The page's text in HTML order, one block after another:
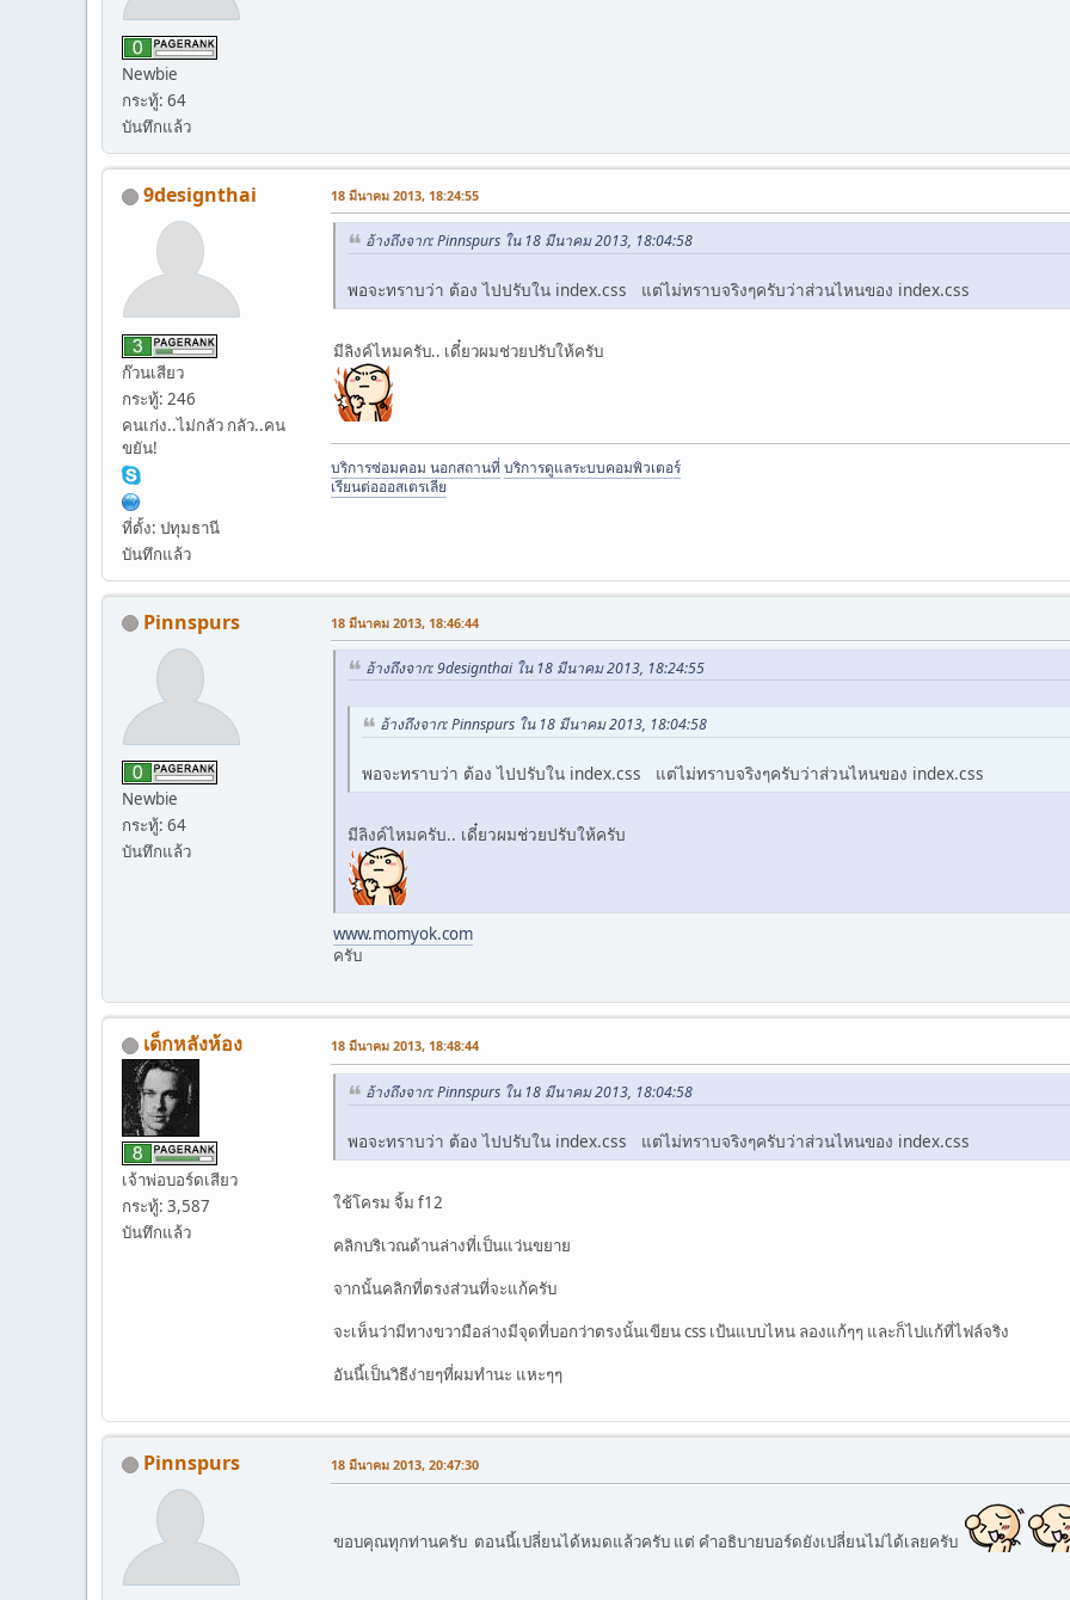
Newbie
กระทู้: 64
บันทึกแล้ว
9designthai
ก๊วนเสียว
กระทู้: 246
คนเก่ง..ไม่กลัว กลัว..คน
ขยัน!
ที่ตั้ง: ปทุมธานี
บันทึกแล้ว
18 มีนาคม 2013, 18:24:55
อ้างถึงจาก: Pinnspurs ใน 18 มีนาคม 2013, 18:04:58
พอจะทราบว่า ต้อง ไปปรับใน index.css แต่ไม่ทราบจริงๆครับว่าส่วนไหนของ index.css
มีลิงค์ไหมครับ.. เดี๋ยวผมช่วยปรับให้ครับ
บริการซ่อมคอม นอกสถานที่ บริการดูแลระบบคอมพิวเตอร์
เรียนต่อออสเตรเลีย
Pinnspurs
Newbie
กระทู้: 64
บันทึกแล้ว
18 มีนาคม 2013, 18:46:44
อ้างถึงจาก: 9designthai ใน 18 มีนาคม 2013, 18:24:55
อ้างถึงจาก: Pinnspurs ใน 18 มีนาคม 2013, 18:04:58
พอจะทราบว่า ต้อง ไปปรับใน index.css แต่ไม่ทราบจริงๆครับว่าส่วนไหนของ index.css
มีลิงค์ไหมครับ.. เดี๋ยวผมช่วยปรับให้ครับ
www.momyok.com
ครับ
เด็กหลังห้อง
เจ้าพ่อบอร์ดเสียว
กระทู้: 3,587
บันทึกแล้ว
18 มีนาคม 2013, 18:48:44
อ้างถึงจาก: Pinnspurs ใน 18 มีนาคม 2013, 18:04:58
พอจะทราบว่า ต้อง ไปปรับใน index.css แต่ไม่ทราบจริงๆครับว่าส่วนไหนของ index.css
ใช้โครม จิ้ม f12
คลิกบริเวณด้านล่างที่เป็นแว่นขยาย
จากนั้นคลิกที่ตรงส่วนที่จะแก้ครับ
จะเห็นว่ามีทางขวามือล่างมีจุดที่บอกว่าตรงนั้นเขียน css เป้นแบบไหน ลองแก้ๆๆ และก็ไปแก้ที่ไฟล์จริง
อันนี้เป็นวิธีง่ายๆที่ผมทำนะ แหะๆๆ
Pinnspurs 18 มีนาคม 2013, 20:47:30
ขอบคุณทุกท่านครับ ตอนนี้เปลี่ยนได้หมดแล้วครับ แต่ คำอธิบายบอร์ดยังเปลี่ยนไม่ได้เลยครับ